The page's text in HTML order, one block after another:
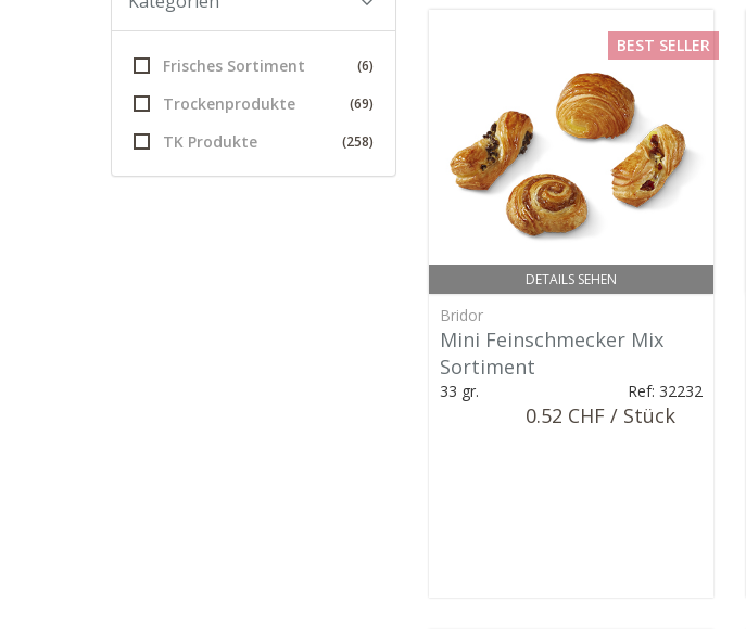
Frisches Sortiment (6)
Trockenprodukte (69)
TK Produkte (258)
DETAILS SEHEN
BEST SELLER
Bridor
Mini Feinschmecker Mix
Sortiment
33 gr. Ref: 32232
0.52 CHF / Stück